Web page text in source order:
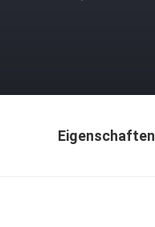
Eigenschaften